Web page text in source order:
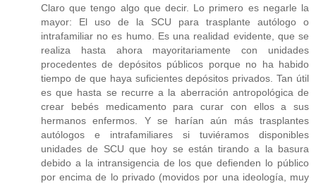
Claro que tengo algo que decir. Lo primero es negarle la
mayor: El uso de la SCU para trasplante autólogo o
intrafamiliar no es humo. Es una realidad evidente, que se
realiza hasta ahora mayoritariamente con unidades
procedentes de depósitos públicos porque no ha habido
tiempo de que haya suficientes depósitos privados. Tan útil
es que hasta se recurre a la aberración antropológica de
crear bebés medicamento para curar con ellos a sus
hermanos enfermos. Y se harían aún más trasplantes
autólogos e intrafamiliares si tuviéramos disponibles
unidades de SCU que hoy se están tirando a la basura
debido a la intransigencia de los que defienden lo público
por encima de lo privado (movidos por una ideología, muy